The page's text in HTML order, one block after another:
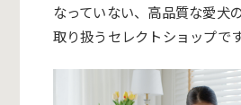
なっていない、高品質な愛犬
取り扱うセレクトショップです